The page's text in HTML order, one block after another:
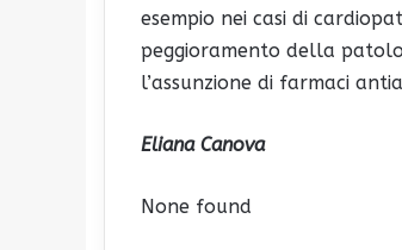
esempio nei casi di
peggioramento della
l’assunzione di farmaci
Eliana Canova
None found